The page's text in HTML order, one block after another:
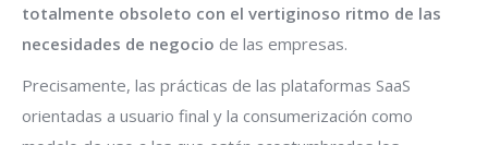
totalmente obsoleto con el vertiginoso ritmo de las
necesidades de negocio de las empresas.
Precisamente, las prácticas de las plataformas SaaS
orientadas a usuario final y la consumerización como